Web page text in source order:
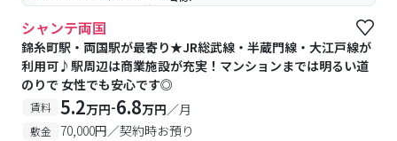
#予約受付中 #空室待ち
シャンテ両国
錦糸町駅・両国駅が最寄り★JR総武線・半蔵門線・大江戸線が
利用可♪駅周辺は商業施設が充実！マンションまでは明るい道
のりで 女性でも安心です◎
賃料 5.2万円-6.8万円／月
敷金 70,000円／契約時お預り